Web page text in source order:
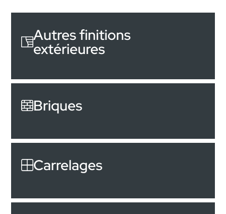
Autres finitions
extérieures
Briques
Carrelages